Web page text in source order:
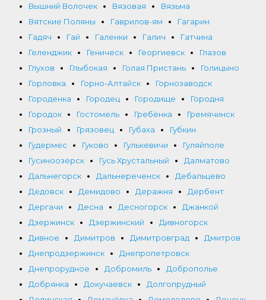
Вышний Волочек
Вязовая
Вязьма
Вятские Поляны
Гаврилов-ям
Гагарин
Гадяч
Гай Галенки Галич
Гатчина
Геленджик
Геническ Георгиевск
Глазов
Глухов
Глыбокая Голая Пристань
Голицыно
Горловка
Горно-Алтайск
Горнозаводск
Городенка
Городец Городище
Городня
Городок
Гостомель Гребёнка
Гремячинск
Грозный
Грязовец Губаха
Губкин
Гудермес
Гуково Гулькевичи
Гуляйполе
Гусиноозерск
Гусь Хрустальный
Далматово
Дальнегорск
Дальнереченск
Дебальцево
Дедовск
Демидово Деражня
Дербент
Дергачи
Десна Десногорск
Джанкой
Дзержинск
Дзержинский
Дивногорск
Дивное
Димитров Димитровград
Дмитров
Днепродзержинск
Днепропетровск
Днепрорудное
Добромиль
Доброполье
Добрянка
Докучаевск
Долгопрудный